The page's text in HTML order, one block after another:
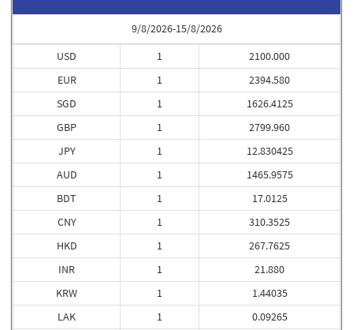
9/8/2026-15/8/2026
USD
EUR
SGD
GBP
JPY
AUD
BDT
CNY
HKD
INR
KRW
LAK
1
1
1
1
1
1
1
1
1
1
1
1
2100.000
2394.580
1626.4125
2799.960
12.830425
1465.9575
17.0125
310.3525
267.7625
21.880
1.44035
0.09265